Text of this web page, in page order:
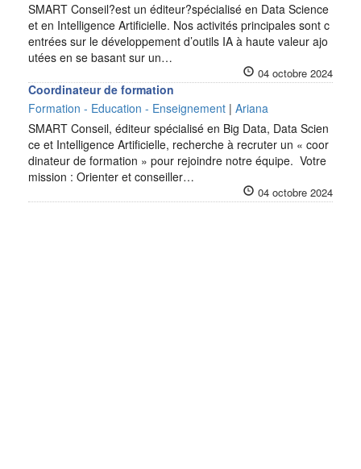
SMART Conseil?est un éditeur?spécialisé en Data Science
et en Intelligence Artificielle. Nos activités principales sont c
entrées sur le développement d’outils IA à haute valeur ajo
utées en se basant sur un…
04 octobre 2024
Coordinateur de formation
Formation - Education - Enseignement | Ariana
SMART Conseil, éditeur spécialisé en Big Data, Data Scien
ce et Intelligence Artificielle, recherche à recruter un « coor
dinateur de formation » pour rejoindre notre équipe. Votre
mission : Orienter et conseiller…
04 octobre 2024